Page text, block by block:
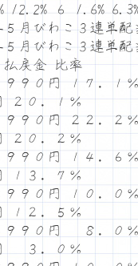
12.2% ６ 1.6%
月びわこ３連単配
月びわこ３連単配
戻金 比率
９０円 １７．１
２０．１％
９９０円 ２２．２
２０．２％
９９０円 １４．６
１３．７％
９９０円 １０．０
１２．５％
９９０円 ８．０
３．０％